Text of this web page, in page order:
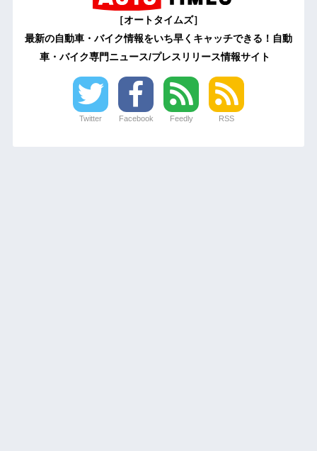
［オートタイムズ］
最新の自動車・バイク情報をいち早くキャッチできる！自動
車・バイク専門ニュース/プレスリリース情報サイト
Twitter Facebook Feedly RSS